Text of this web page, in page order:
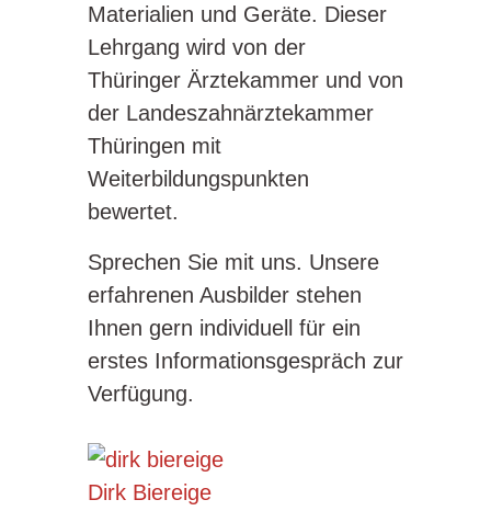
Materialien und Geräte. Dieser
Lehrgang wird von der
Thüringer Ärztekammer und von
der Landeszahnärztekammer
Thüringen mit
Weiterbildungspunkten
bewertet.
Sprechen Sie mit uns. Unsere
erfahrenen Ausbilder stehen
Ihnen gern individuell für ein
erstes Informationsgespräch zur
Verfügung.
Dirk Biereige